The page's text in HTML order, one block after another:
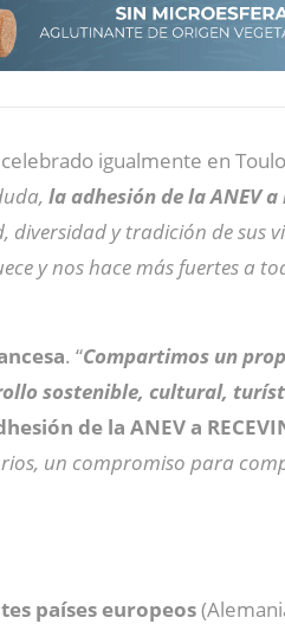
igualmente en
la adhesión de la ANEV a
y tradición de sus
y nos hace más fuertes a
. “Compartimos un
sostenible, cultural,
de la ANEV a
un compromiso para
países europeos